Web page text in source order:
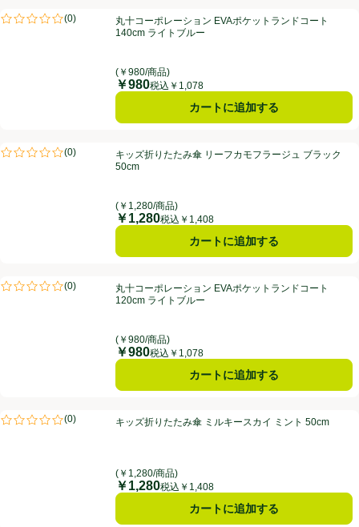
丸十コーポレーション EVAポケットランドコート 140cm ライトブルー
(0)
評価は0件のレビューで5点中0.0点。丸十コーポレーション EVAポケットランドコート
140cm ライトブルー
(￥980/商品)
価格
￥980税込￥1,078
カートに追加する
キッズ折りたたみ傘 リーフカモフラージュ ブラック 50cm
(0)
評価は0件のレビューで5点中0.0点。キッズ折りたたみ傘 リーフカモフラージュ ブラック
50cm
(￥1,280/商品)
価格
￥1,280税込￥1,408
カートに追加する
丸十コーポレーション EVAポケットランドコート 120cm ライトブルー
(0)
評価は0件のレビューで5点中0.0点。丸十コーポレーション EVAポケットランドコート
120cm ライトブルー
(￥980/商品)
価格
￥980税込￥1,078
カートに追加する
キッズ折りたたみ傘 ミルキースカイ ミント 50cm
(0)
評価は0件のレビューで5点中0.0点。キッズ折りたたみ傘 ミルキースカイ ミント 50cm
(￥1,280/商品)
価格
￥1,280税込￥1,408
カートに追加する